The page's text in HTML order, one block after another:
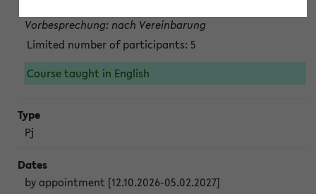
Vorbesprechung: nach Vereinbarung
Limited number of participants: 5
Course taught in English
Pj
by appointment [12.10.2026-05.02.2027]